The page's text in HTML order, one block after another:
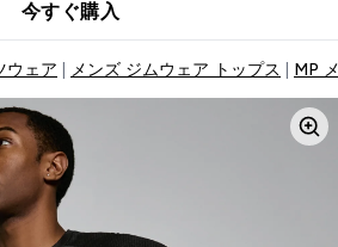
今すぐ購入
ウェア メンズ ジムウェア トップス MP